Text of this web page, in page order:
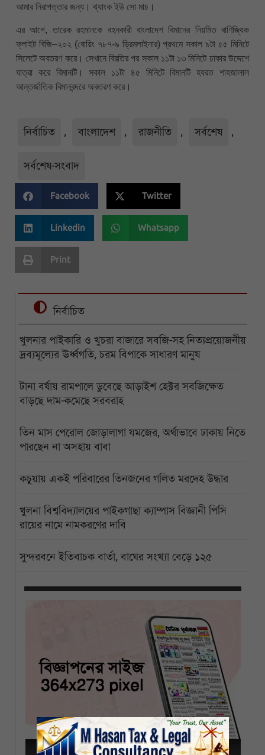
আমার নিরাপত্তার জন্য। থ্যাংক ইউ সো মাচ।
এর আগে, তারেক রহমানকে বহনকারী বাংলাদেশ বিমানের নিয়মিত বাণিজ্যিক
ফ্লাইট বিজি–২০২ (বোয়িং ৭৮৭-৯ ড্রিমলাইনার) প্রথমে সকাল ৯টা ৫৫ মিনিটে
সিলেটে অবতরণ করে। সেখানে বিরতির পর সকাল ১১টা ১৩ মিনিটে ঢাকার উদ্দেশে
যাত্রা করে বিমানটি। সকাল ১১টা ৪৫ মিনিটে বিমানটি হযরত শাহজালাল
আন্তর্জাতিক বিমানবন্দরে অবতরণ করে।
নির্বাচিত , বাংলাদেশ , রাজনীতি , সর্বশেষ ,
সর্বশেষ-সংবাদ
Facebook Twitter
Linkedin Whatsapp
Print
নির্বাচিত
খুলনার পাইকারি ও খুচরা বাজারে সবজি-সহ নিত্যপ্রয়োজনীয়
দ্রব্যমূল্যের ঊর্ধ্বগতি, চরম বিপাকে সাধারণ মানুষ
টানা বর্ষায় রামপালে ডুবেছে আড়াইশ হেক্টর সবজিক্ষেত
বাড়ছে দাম-কমেছে সরবরাহ
তিন মাস পেরোল জোড়ালাগা যমজের, অর্থাভাবে ঢাকায় নিতে
পারছেন না অসহায় বাবা
কচুয়ায় একই পরিবারের তিনজনের গলিত মরদেহ উদ্ধার
খুলনা বিশ্ববিদ্যালয়ের পাইকগাছা ক্যাম্পাস বিজ্ঞানী পিসি
রায়ের নামে নামকরণের দাবি
সুন্দরবনে ইতিবাচক বার্তা, বাঘের সংখ্যা বেড়ে ১২৫